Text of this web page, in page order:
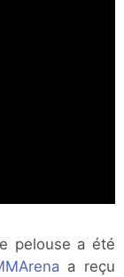
pelouse a été
a reçu